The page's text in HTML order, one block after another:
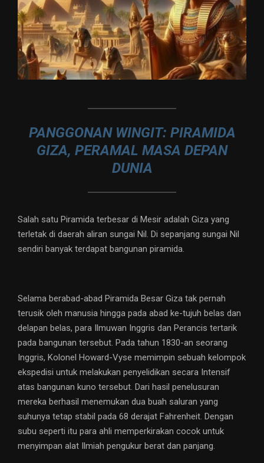
PANGGONAN WINGIT: PIRAMIDA
GIZA, PERAMAL MASA DEPAN
DUNIA
Salah satu Piramida terbesar di Mesir adalah Giza yang
terletak di daerah aliran sungai Nil. Di sepanjang sungai Nil
sendiri banyak terdapat bangunan piramida.
Selama berabad-abad Piramida Besar Giza tak pernah
terusik oleh manusia hingga pada abad ke-tujuh belas dan
delapan belas, para Ilmuwan Inggris dan Perancis tertarik
pada bangunan tersebut. Pada tahun 1830-an seorang
Inggris, Kolonel Howard-Vyse memimpin sebuah kelompok
ekspedisi untuk melakukan penyelidikan secara Intensif
atas bangunan kuno tersebut. Dari hasil penelusuran
mereka berhasil menemukan dua buah saluran yang
suhunya tetap stabil pada 68 derajat Fahrenheit. Dengan
subu seperti itu para ahli memperkirakan cocok untuk
menyimpan alat Ilmiah pengukur berat dan panjang.